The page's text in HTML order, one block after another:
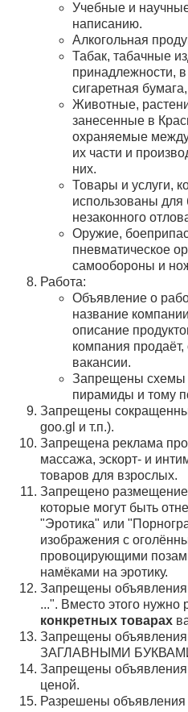
Учебные и
написанию.
Алкогольная
Табак, табачные
принадлежности,
сигаретная
Животные,
занесенные в
охраняемые
их части и
них.
Товары и услуги,
использованы для
незаконного
Оружие,
пневматическое
самообороны и
Работа:
Объявление о
название
описание
компания
вакансии.
Запрещены схемы
пирамиды и тому
Запрещены
goo.gl и т.п.).
Запрещена реклама
массажа, эскорт- и
товаров для взрослых.
Запрещено размещение
которые могут быть
"Эротика" или
изображения с
провоцирующими
намёками на эротику.
Запрещены объявления
...". Вместо этого
конкретных товарах
Запрещены
ЗАГЛАВНЫМИ БУКВАМИ
Запрещены объявления
ценой.
Разрешены объявления